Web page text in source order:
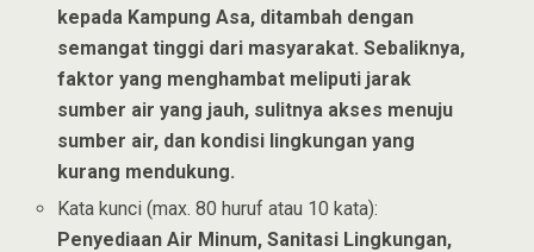
kepada Kampung Asa, ditambah dengan
semangat tinggi dari masyarakat. Sebaliknya,
faktor yang menghambat meliputi jarak
sumber air yang jauh, sulitnya akses menuju
sumber air, dan kondisi lingkungan yang
kurang mendukung.
Kata kunci (max. 80 huruf atau 10 kata):
Penyediaan Air Minum, Sanitasi Lingkungan,